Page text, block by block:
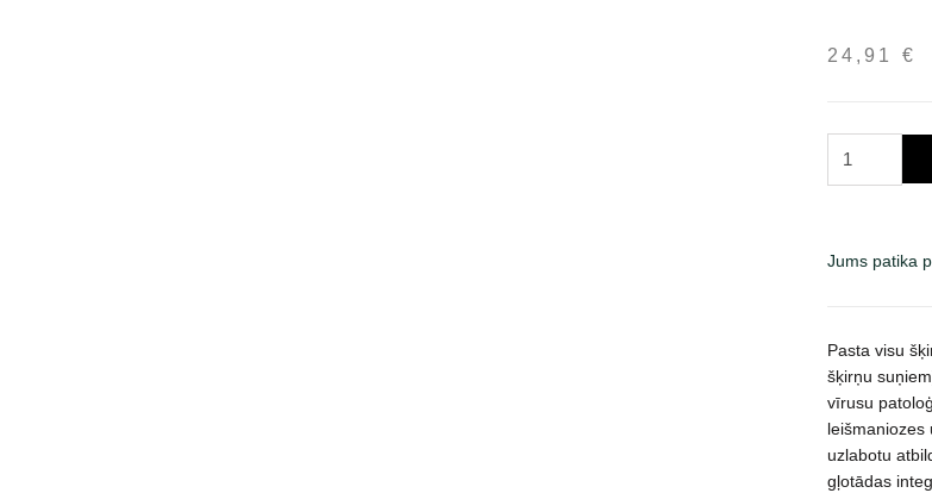
24,91 €
ir
sistemai
stiprinti
30
ml
daudzums
Jums patika
Pasta visu
šķirņu
vīrusu
leišmaniozes
uzlabotu
gļotādas